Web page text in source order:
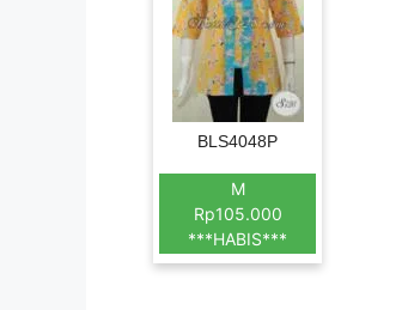
BLS4048P
M
Rp105.000
***HABIS***